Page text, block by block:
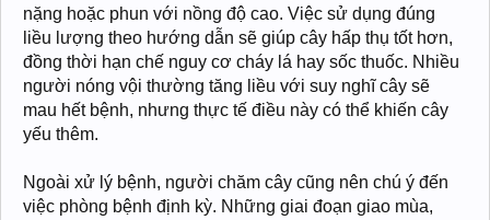
nặng hoặc phun với nồng độ cao. Việc sử dụng đúng
liều lượng theo hướng dẫn sẽ giúp cây hấp thụ tốt hơn,
đồng thời hạn chế nguy cơ cháy lá hay sốc thuốc. Nhiều
người nóng vội thường tăng liều với suy nghĩ cây sẽ
mau hết bệnh, nhưng thực tế điều này có thể khiến cây
yếu thêm.
Ngoài xử lý bệnh, người chăm cây cũng nên chú ý đến
việc phòng bệnh định kỳ. Những giai đoạn giao mùa,